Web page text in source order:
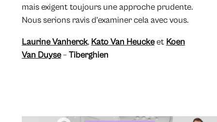
mais exigent toujours une approche prudente.
Nous serions ravis d’examiner cela avec vous.
Laurine Vanherck, Kato Van Heuckeet Koen
Van Duyse–Tiberghien